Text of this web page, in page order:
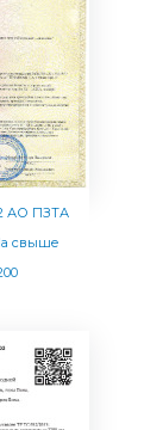
АО ПЗТА
свыше